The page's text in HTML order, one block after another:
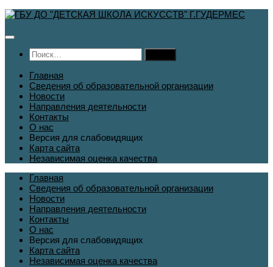
Перейти
содержимому
Найти:
Главная
Сведения об образовательной организации
Новости
Направления деятельности
Контакты
О нас
Версия для слабовидящих
Карта сайта
Независимая оценка качества
Главная
Сведения об образовательной организации
Новости
Направления деятельности
Контакты
О нас
Версия для слабовидящих
Карта сайта
Независимая оценка качества